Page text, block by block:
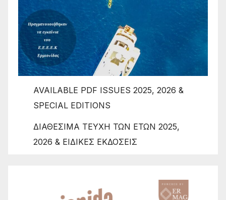
AVAILABLE PDF ISSUES 2025, 2026 &
SPECIAL EDITIONS
ΔΙΑΘΕΣΙΜΑ ΤΕΥΧΗ ΤΩΝ ΕΤΩΝ 2025,
2026 & ΕΙΔΙΚΕΣ ΕΚΔΟΣΕΙΣ